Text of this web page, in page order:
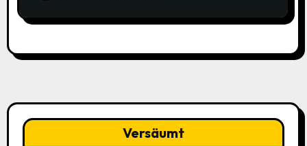
Versäumt